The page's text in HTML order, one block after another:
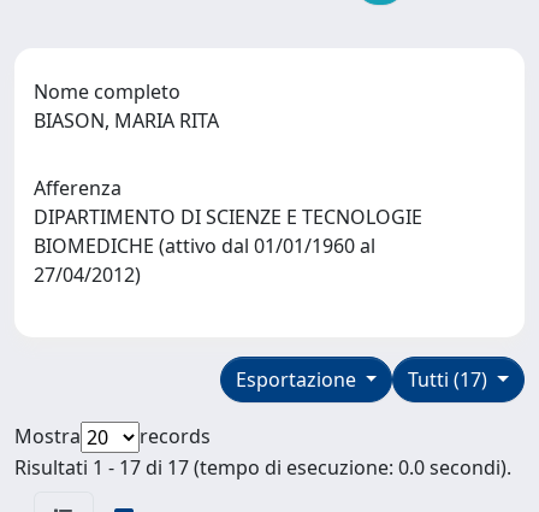
Nome completo
BIASON, MARIA RITA
Afferenza
DIPARTIMENTO DI SCIENZE E TECNOLOGIE
BIOMEDICHE (attivo dal 01/01/1960 al
27/04/2012)
Tutti (17)
Esportazione
Mostra
records
Risultati 1 - 17 di 17 (tempo di esecuzione: 0.0 secondi).